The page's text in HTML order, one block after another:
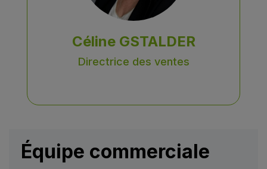
Céline GSTALDER
Directrice des ventes
Équipe commerciale